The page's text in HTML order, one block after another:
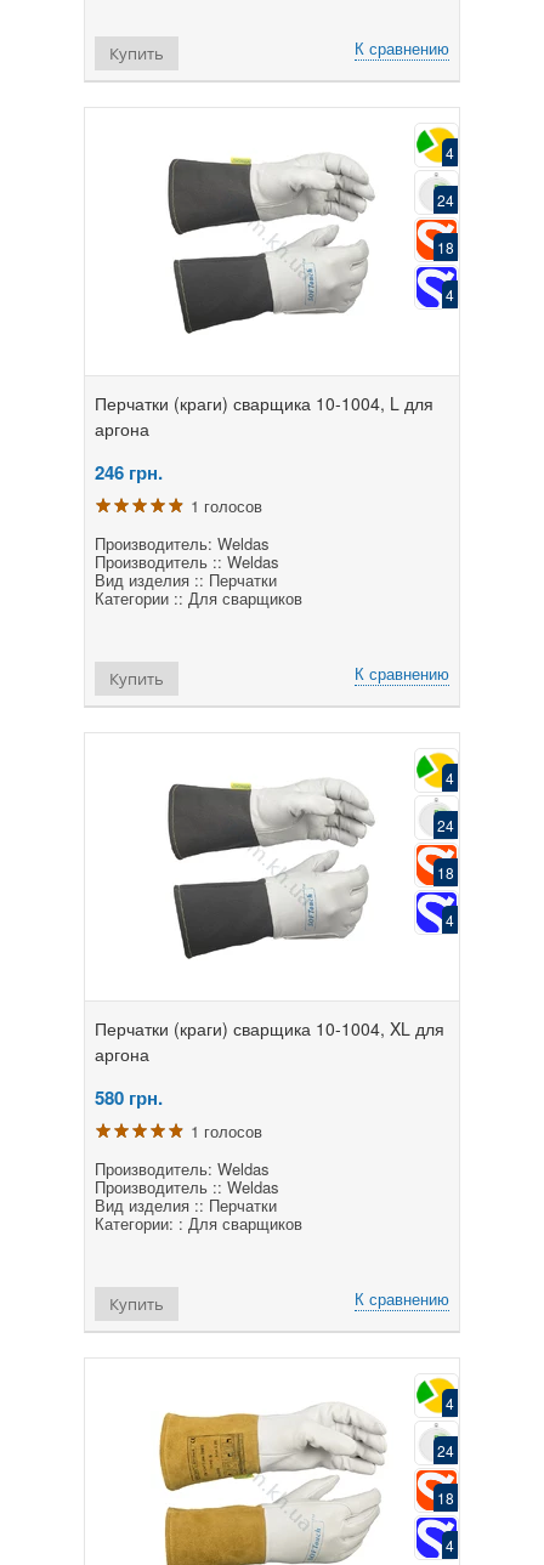
К сравнению
Купить
4
24
18
4
Перчатки (краги) сварщика 10-1004, L для
аргона
246 грн.
1 голосов
Производитель: Weldas
Производитель :: Weldas
Вид изделия :: Перчатки
Категории :: Для сварщиков
К сравнению
Купить
4
24
18
4
Перчатки (краги) сварщика 10-1004, XL для
аргона
580 грн.
1 голосов
Производитель: Weldas
Производитель :: Weldas
Вид изделия :: Перчатки
Категории: : Для сварщиков
К сравнению
Купить
4
24
18
4